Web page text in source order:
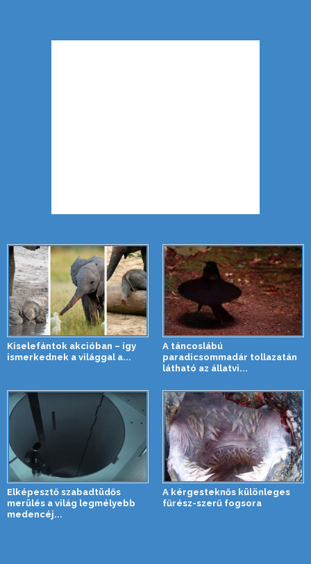
Kiselefántok akcióban – így
ismerkednek a világgal a...
A táncoslábú
paradicsommadár tollazatán
látható az állatvi...
Elképesztő szabadtüdős
merülés a világ legmélyebb
medencéj...
A kérgesteknős különleges
fűrész-szerű fogsora